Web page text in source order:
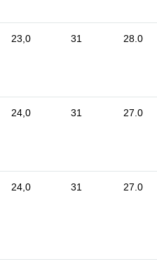
23,0 31 28.0
24,0 31 27.0
24,0 31 27.0